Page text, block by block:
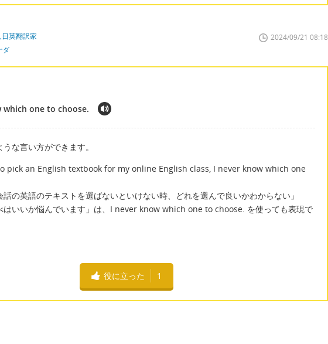
英翻訳家
ダ
2024/09/21 08:18
which one to choose.
な言い方ができます。
pick an English textbook for my online English class, I never know which one
話の英語のテキストを選ばないといけない時、どれを選んで良いかわからない」
はいいか悩んでいます」は、I never know which one to choose. を使っても表現で
役に立った 1